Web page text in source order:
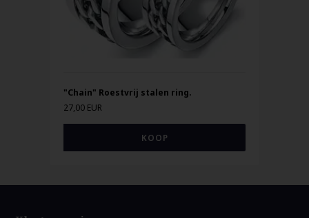
"Chain" Roestvrij stalen ring.
27,00 EUR